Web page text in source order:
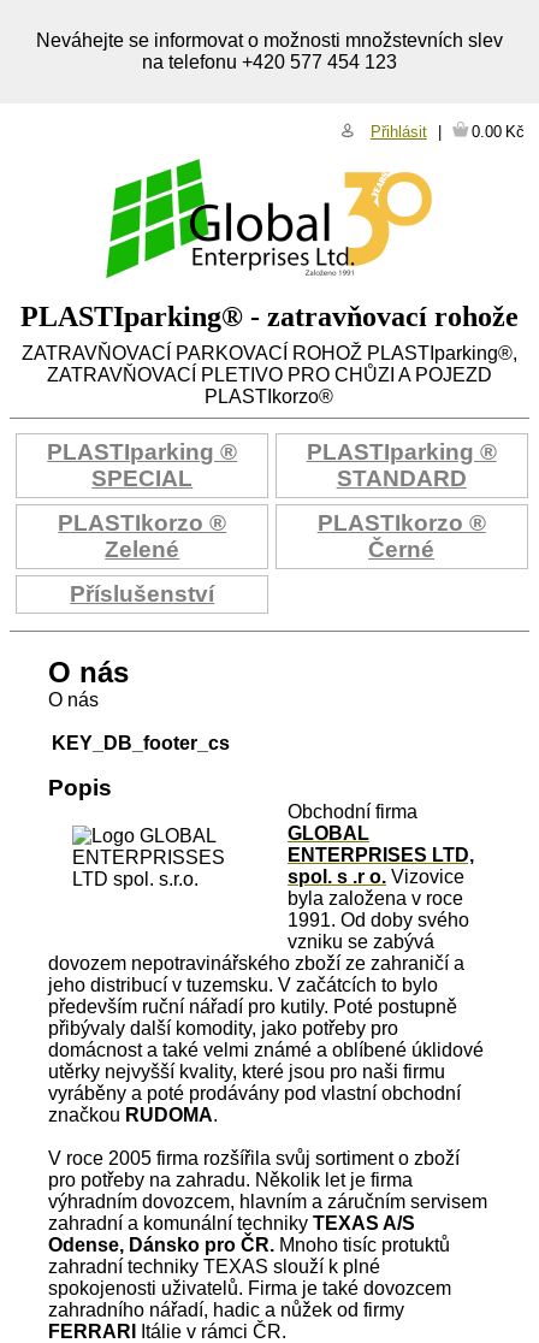
Neváhejte se informovat o možnosti množstevních slev
na telefonu +420 577 454 123
Přihlásit 0.00 Kč
PLASTIparking® - zatravňovací rohože
ZATRAVŇOVACÍ PARKOVACÍ ROHOŽ PLASTIparking®,
ZATRAVŇOVACÍ PLETIVO PRO CHŮZI A POJEZD
PLASTIkorzo®
PLASTIparking ®
SPECIAL
PLASTIparking ®
STANDARD
PLASTIkorzo ®
Zelené
PLASTIkorzo ®
Černé
Příslušenství
O nás
O nás
KEY_DB_footer_cs
Popis
Obchodní firma
GLOBAL
ENTERPRISES LTD,
spol. s .r o. Vizovice
byla založena v roce
1991. Od doby svého
vzniku se zabývá
dovozem nepotravinářského zboží ze zahraničí a
jeho distribucí v tuzemsku. V začátcích to bylo
především ruční nářadí pro kutily. Poté postupně
přibývaly další komodity, jako potřeby pro
domácnost a také velmi známé a oblíbené úklidové
utěrky nejvyšší kvality, které jsou pro naši firmu
vyráběny a poté prodávány pod vlastní obchodní
značkou RUDOMA.
V roce 2005 firma rozšířila svůj sortiment o zboží
pro potřeby na zahradu. Několik let je firma
výhradním dovozcem, hlavním a záručním servisem
zahradní a komunální techniky TEXAS A/S
Odense, Dánsko pro ČR. Mnoho tisíc protuktů
zahradní techniky TEXAS slouží k plné
spokojenosti uživatelů. Firma je také dovozcem
zahradního nářadí, hadic a nůžek od firmy
FERRARI
Itálie v rámci ČR.